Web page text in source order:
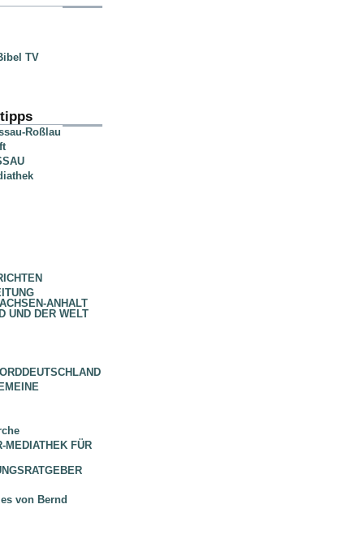
TV
Roßlau
ANHALT
UND DER WELT
FÜR
von Bernd